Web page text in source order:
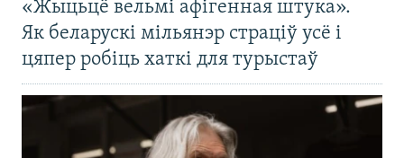
«Жыцьцё вельмі афігенная штука».
Як беларускі мільянэр страціў усё і
цяпер робіць хаткі для турыстаў